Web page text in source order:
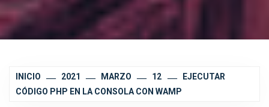
INICIO 2021 MARZO 12
EJECUTAR
CÓDIGO PHP EN LA CONSOLA CON WAMP